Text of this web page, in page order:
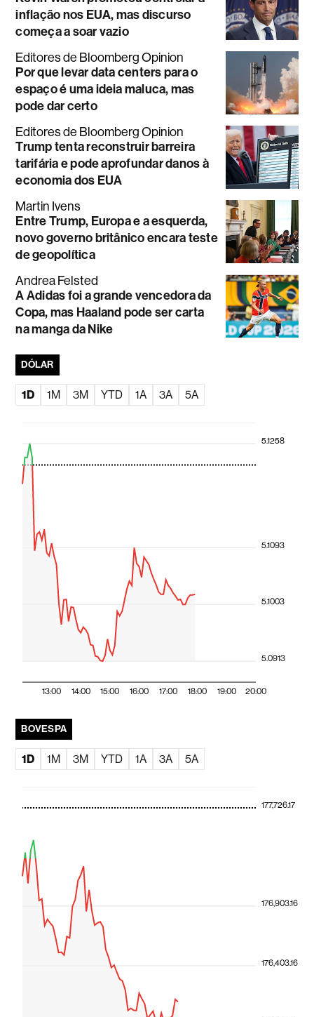
inflação nos EUA, mas discurso
começa a soar vazio
Editores de Bloomberg Opinion
Por que levar data centers para o
espaço é uma ideia maluca, mas
pode dar certo
Editores de Bloomberg Opinion
Trump tenta reconstruir barreira
tarifária e pode aprofundar danos à
economia dos EUA
Martin Ivens
Entre Trump, Europa e a esquerda,
novo governo britânico encara teste
de geopolítica
Andrea Felsted
A Adidas foi a grande vencedora da
Copa, mas Haaland pode ser carta
na manga da Nike
DÓLAR
1D 1M 3M YTD 1A 3A 5A
13:00 14:00 15:00 16:00 17:00 18:00 19:00 20:00
5.0913
5.1003
5.1093
5.1258
BOVESPA
1D 1M 3M YTD 1A 3A 5A
176,403.16
176,903.16
177,726.17